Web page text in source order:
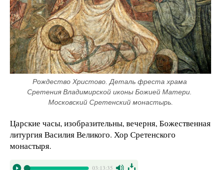
Рождество Христово. Деталь фреста храма
Сретения Владимирской иконы Божией Матери.
Московский Сретенский монастырь.
Царские часы, изобразительны, вечерня, Божественная
литургия Василия Великого. Хор Сретенского
монастыря.
03:13:35